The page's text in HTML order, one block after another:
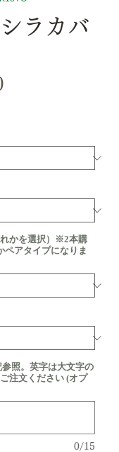
ラカバ
かを選択）※2本購
ペアタイプになりま
照。英字は大文字の
注文ください (オプ
0/15